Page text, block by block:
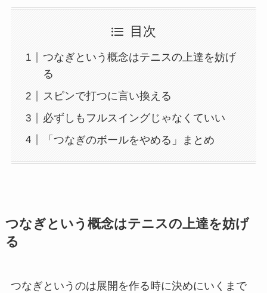
目次
つなぎという概念はテニスの上達を妨げ
る
スピンで打つに言い換える
必ずしもフルスイングじゃなくていい
「つなぎのボールをやめる」まとめ
つなぎという概念はテニスの上達を妨げ
る
つなぎというのは展開を作る時に決めにいくまで